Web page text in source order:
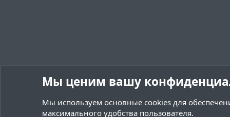
Мы ценим вашу
Мы используем основные cookies для
максимального удобства пользователя.